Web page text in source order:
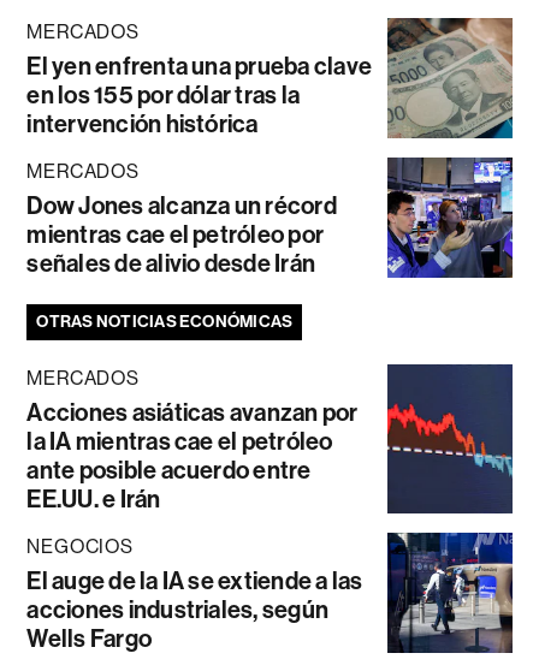
MERCADOS
El yen enfrenta una prueba clave
en los 155 por dólar tras la
intervención histórica
MERCADOS
Dow Jones alcanza un récord
mientras cae el petróleo por
señales de alivio desde Irán
OTRAS NOTICIAS ECONÓMICAS
MERCADOS
Acciones asiáticas avanzan por
la IA mientras cae el petróleo
ante posible acuerdo entre
EE.UU. e Irán
NEGOCIOS
El auge de la IA se extiende a las
acciones industriales, según
Wells Fargo